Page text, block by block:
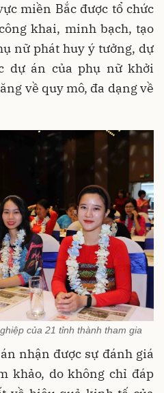
miền Bắc được tổ chức
khai, minh bạch, tạo
nữ phát huy ý tưởng, dự
dự án của phụ nữ khởi
về quy mô, đa dạng về
của 21 tỉnh thành tham gia
nhận được sự đánh giá
khảo, do không chỉ đáp